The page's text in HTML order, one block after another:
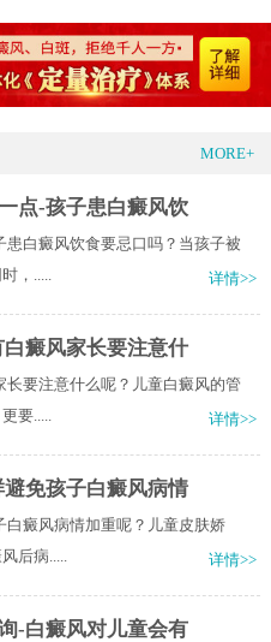
MORE+
点-孩子患白癜风饮
白癜风饮食要忌口吗？当孩子被
，.....
详情>>
癜风家长要注意什
要注意什么呢？儿童白癜风的管
要.....
详情>>
免孩子白癜风病情
白癜风病情加重呢？儿童皮肤娇
后病.....
详情>>
-白癜风对儿童会有